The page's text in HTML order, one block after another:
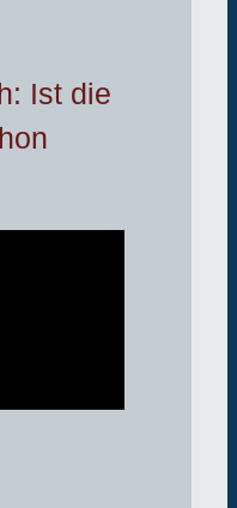
Ist die